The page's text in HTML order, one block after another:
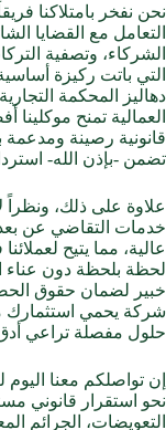
نحن نفخر بامتلاكنا
التعامل مع القضايا
الشركاء، وتصفية
التي باتت ركيزة
دهاليز
المحكمة التجارية
العمالية تمنح
قانونية رصينة ومدعمة
تضمن -بإذن الله-
علاوة على ذلك، ونظراً
خدمات التقاضي عن بعد
عالية، مما يتيح
لحظة بلحظة دون عناء
خبير لضمان حقوق
شركة يحمي استثمارك من
حلول مفصلة تراعي
إن تواصلكم معنا
نحو استقرار قانوني
التعويضات، الجرائم